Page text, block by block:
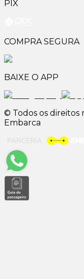
PIX
COMPRA SEGURA
BAIXE O APP
© Todos os direitos
Embarca